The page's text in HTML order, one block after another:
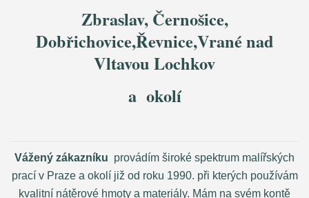
Zbraslav, Černošice,
Dobřichovice,Řevnice,Vrané nad
Vltavou Lochkov
a okolí
Vážený zákazníku provádím široké spektrum malířských
prací v Praze a okolí již od roku 1990. při kterých používám
kvalitní nátěrové hmoty a materiály. Mám na svém kontě